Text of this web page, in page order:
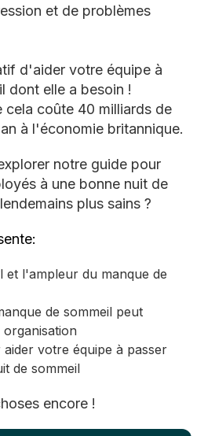
et de problèmes
d'aider votre équipe à
dont elle a besoin !
cela coûte 40 milliards de
à l'économie britannique.
notre guide pour
à une bonne nuit de
plus sains ?
et l'ampleur du manque de
de sommeil peut
votre équipe à passer
de sommeil
encore !